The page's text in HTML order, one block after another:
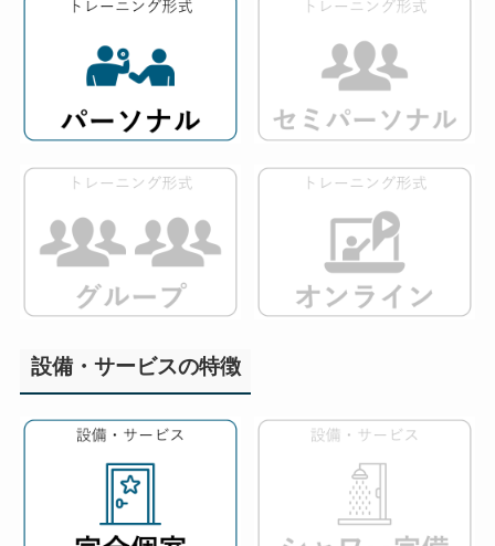
設備・サービスの特徴